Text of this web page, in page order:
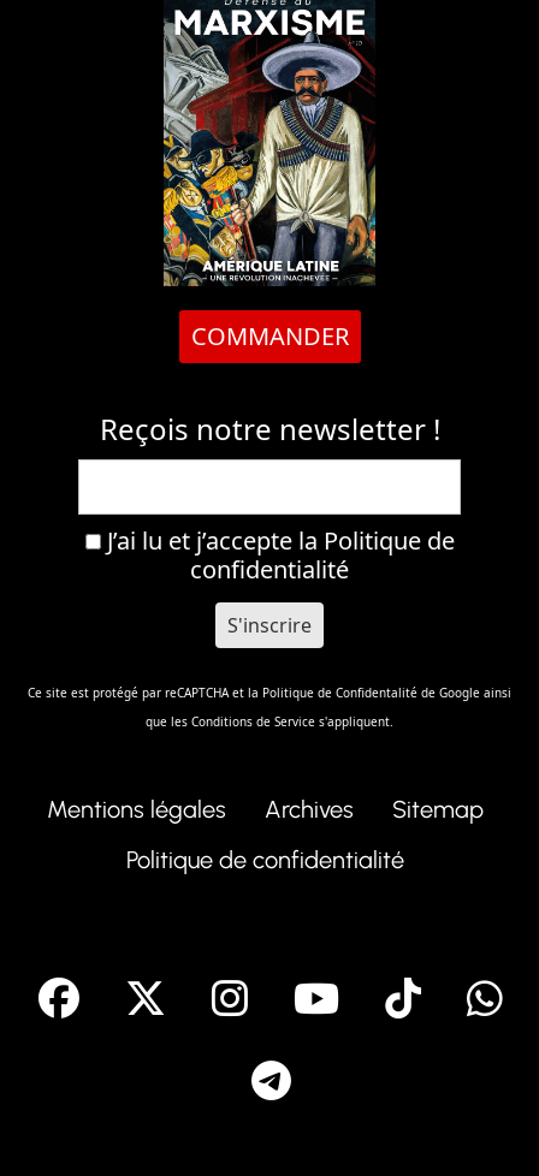
COMMANDER
Reçois notre newsletter !
J’ai lu et j’accepte la Politique de
confidentialité
Ce site est protégé par reCAPTCHA et la Politique de Confidentalité de Google ainsi
que les Conditions de Service s'appliquent.
Mentions légales Archives
Sitemap
Politique de confidentialité
facebook Instagram
Youtube
Tik